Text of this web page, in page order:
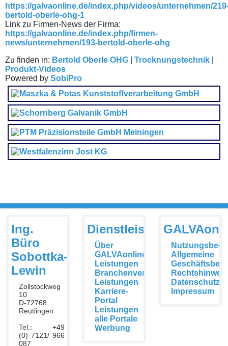
https://galvaonline.de/index.php/videos/unternehmen/
bertold-oberle-ohg-1
Link zu Firmen-News der Firma:
https://galvaonline.de/index.php/firmen-
news/unternehmen/193-bertold-oberle-ohg
Zu finden in: Bertold Oberle OHG Trocknungstechnik
Produkt-Videos
Powered by SobiPro
Ing.
Büro
Sobottka-
Lewin
Zollstockweg
10
D-72768
Reutlingen
Tel.: +49
(0) 7121/ 966
087
Dienstleistungen
Über
GALVAonline
Leistungen
Branchenverzeichnis
Leistungen
Karriere-
Portal
Leistungen
alle Portale
Werbung
Allgemeine
Impressum